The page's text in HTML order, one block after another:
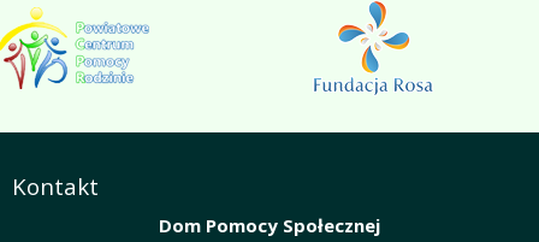
Kontakt
Dom Pomocy Społecznej